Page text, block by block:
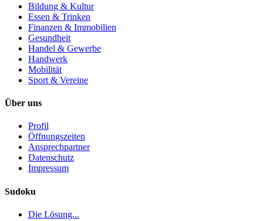
Bildung & Kultur
Essen & Trinken
Finanzen & Immobilien
Gesundheit
Handel & Gewerbe
Handwerk
Mobilität
Sport & Vereine
Über uns
Profil
Öffnungszeiten
Ansprechpartner
Datenschutz
Impressum
Sudoku
Die Lösung...